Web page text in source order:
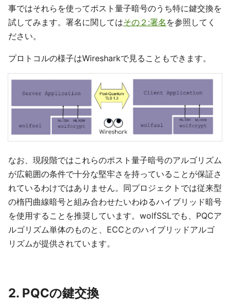
事ではそれらを使ってポスト量子暗号のうち特に鍵交換を
試してみます。署名に関してはその２:署名 を参照してく
ださい。
プロトコルの様子はWiresharkで見ることもできます。
なお、現段階ではこれらのポスト量子暗号のアルゴリズム
が広範囲の条件で十分な堅牢さを持っていることが保証さ
れているわけではありません。同プロジェクトでは従来型
の楕円曲線暗号と組み合わせたいわゆるハイブリッド暗号
を使用することを推奨しています。wolfSSLでも、PQCア
ルゴリズム単体のものと、ECCとのハイブリッドアルゴ
リズムが提供されています。
2. PQCの鍵交換